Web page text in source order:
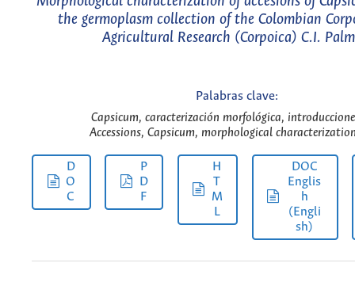
the germoplasm collection of the Colombian
Agricultural Research (Corpoica) C.I.
Palabras clave:
Capsicum, caracterización morfológica,
Accessions, Capsicum, morphological
D
O
C
P
D
F
H
T
M
L
DOC
Englis
h
(Engli
sh)